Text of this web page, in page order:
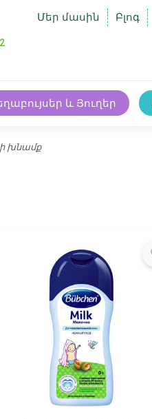
Մեր մասին Բլոգ
և Յուղեր
խնամք